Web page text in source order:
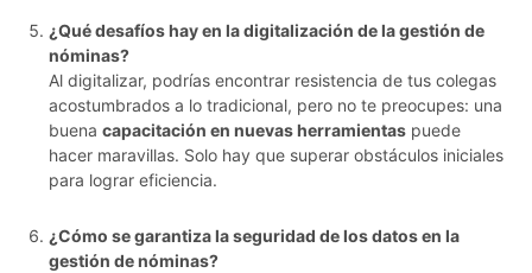
¿Qué desafíos hay en la digitalización de la gestión de
nóminas?
Al digitalizar, podrías encontrar resistencia de tus colegas
acostumbrados a lo tradicional, pero no te preocupes: una
buena capacitación en nuevas herramientas puede
hacer maravillas. Solo hay que superar obstáculos iniciales
para lograr eficiencia.
¿Cómo se garantiza la seguridad de los datos en la
gestión de nóminas?